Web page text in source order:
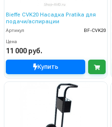
Bieffe CVK20 Насадка Pratika для
подачи/аспирации
Артикул BF-CVK20
Цена
11 000 руб.
Купить